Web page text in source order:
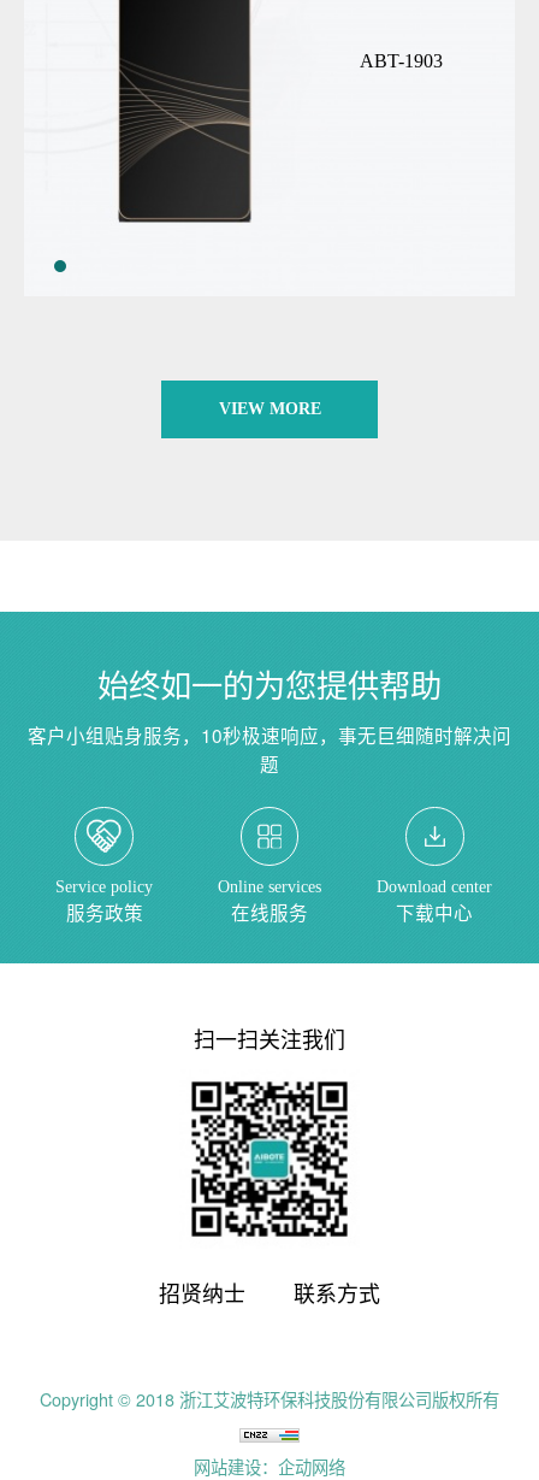
ABT-1903
VIEW MORE
始终如一的为您提供帮助
客户小组贴身服务，10秒极速响应，事无巨细随时解决问
题
Service policy
服务政策
Online services
在线服务
Download center
下载中心
扫一扫关注我们
招贤纳士 联系方式
Copyright © 2018 浙江艾波特环保科技股份有限公司版权所有
网站建设：企动网络